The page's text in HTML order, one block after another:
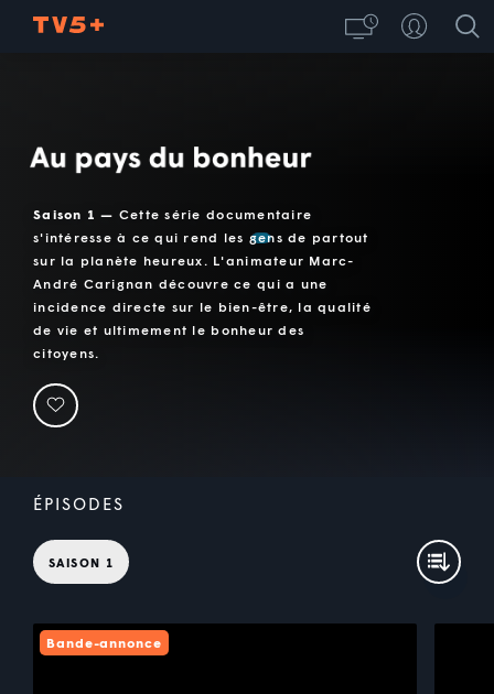
Saison 1 — Cette série documentaire
s'intéresse à ce qui rend les gens de partout
sur la planète heureux. L'animateur Marc-
André Carignan découvre ce qui a une
incidence directe sur le bien-être, la qualité
de vie et ultimement le bonheur des
citoyens.
ÉPISODES
SAISON 1
Bande-annonce